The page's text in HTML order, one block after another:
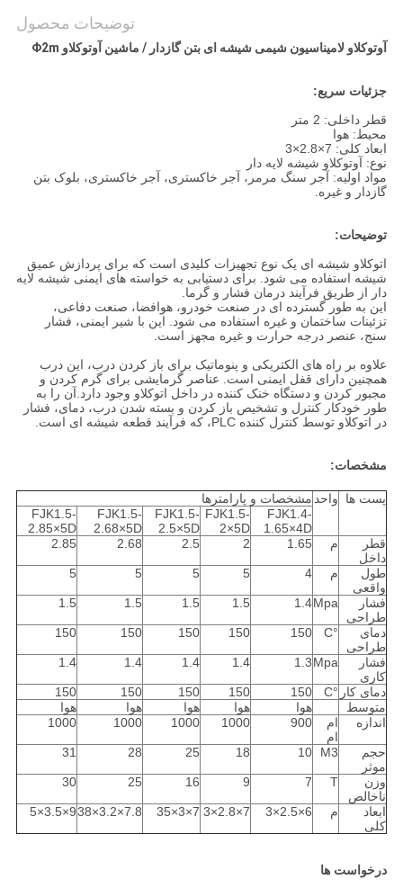
توضیحات محصول
آوتوکلاو لامیناسیون شیمی شیشه ای بتن گازدار / ماشین آوتوکلاو Φ2m
جزئیات سریع:
قطر داخلی: 2 متر
محیط: هوا
ابعاد کلی: 7×2.8×3
نوع: آوتوکلاو شیشه لایه دار
مواد اولیه: آجر سنگ مرمر، آجر خاکستری، آجر خاکستری، بلوک بتن
گازدار و غیره.
توضیحات:
اتوکلاو شیشه ای یک نوع تجهیزات کلیدی است که برای پردازش عمیق
شیشه استفاده می شود. برای دستیابی به خواسته های ایمنی شیشه لایه
دار از طریق فرآیند درمان فشار و گرما.
این به طور گسترده ای در صنعت خودرو، هوافضا، صنعت دفاعی،
تزئینات ساختمان و غیره استفاده می شود. این با شیر ایمنی، فشار
سنج، عنصر درجه حرارت و غیره مجهز است.
علاوه بر راه های الکتریکی و پنوماتیک برای باز کردن درب، این درب
همچنین دارای قفل ایمنی است. عناصر گرمایشی برای گرم کردن و
مجبور کردن و دستگاه خنک کننده در داخل اتوکلاو وجود دارد.آن را به
طور خودکار کنترل و تشخیص باز کردن و بسته شدن درب، دمای، فشار
در اتوکلاو توسط کنترل کننده PLC، که فرآیند قطعه شیشه ای است.
مشخصات:
پست ها واحدمشخصات و پارامترها
FJK1.4-
1.65×4D
FJK1.5-
2×5D
FJK1.5-
2.5×5D
FJK1.5-
2.68×5D
FJK1.5-
2.85×5D
قطر
داخل
م 1.65
2
2.5
2.68
2.85
طول
واقعی
م 4
5
5
5
5
فشار
طراحی
Mpa
1.4
1.5
1.5
1.5
1.5
دمای
طراحی
°C
150
150
150
150
150
فشار
کاری
Mpa
1.3
1.4
1.4
1.4
1.4
دمای کار °C
150
150
150
150
150
متوسط
هوا هوا هوا هوا
هوا
اندازه
ام
ام
900
1000
1000
1000
1000
حجم
موثر
M3
10
18
25
28
31
وزن
ناخالص
T
7
9
16
25
30
ابعاد
کلی
م 6×2.5×3
7×2.8×3
7×3×35
7.8×3.2×38
9×3.5×5
درخواست ها